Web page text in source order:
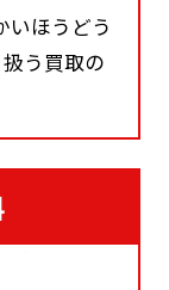
いほうどう
う買取の